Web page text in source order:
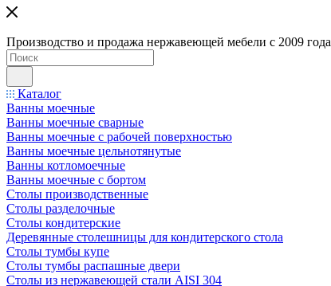
Производство и продажа нержавеющей мебели с 2009 года
Каталог
Ванны моечные
Ванны моечные сварные
Ванны моечные с рабочей поверхностью
Ванны моечные цельнотянутые
Ванны котломоечные
Ванны моечные с бортом
Столы производственные
Столы разделочные
Столы кондитерские
Деревянные столешницы для кондитерского стола
Столы тумбы купе
Столы тумбы распашные двери
Столы из нержавеющей стали AISI 304